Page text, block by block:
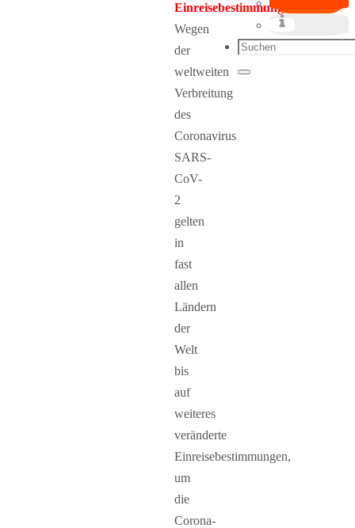
Einreisebestimmungen:
Wegen
der
weltweiten
Verbreitung
des
Coronavirus
SARS-
CoV-
2
gelten
in
fast
allen
Ländern
der
Welt
bis
auf
weiteres
veränderte
Einreisebestimmungen,
um
die
Corona-
Suchen
nach:
Suchen